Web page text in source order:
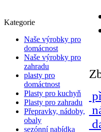
Kategorie
Naše výrobky pro
domácnost
Naše výrobky pro
zahradu
plasty pro
domáctnost
Plasty pro kuchyň
Plasty pro zahradu
Přepravky, nádoby,
obaly
sezónní nabídka